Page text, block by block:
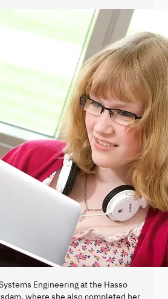
Engineering at the Hasso
where she also completed her